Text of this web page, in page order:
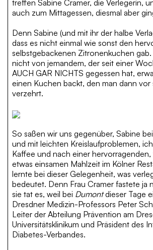
treffen Sabine Cramer, die Verlegerin,
auch zum Mittagessen, diesmal aber
Denn Sabine (und mit ihr der halbe
dass es nicht einmal wie sonst den
selbstgebackenen Zitronenkuchen gab.
nicht von jemandem, der seit einer
AUCH GAR NICHTS gegessen hat,
einen Kuchen backt, den man dann vor
verzehrt.
So saßen wir uns gegenüber, Sabine
und mit leichten Kreislaufproblemen,
Kaffee und nach einer
etwas einsamen Mahlzeit im Kölner
lernte bei dieser Gelegenheit, was
bedeutet. Denn Frau Cramer fastete ja
sie tat es, weil bei Dumontdieser Tage
Dresdner Medizin-Professors Peter
Leiter der Abteilung Prävention am
Universitätsklinikum und Präsident des
Diabetes-Verbandes.